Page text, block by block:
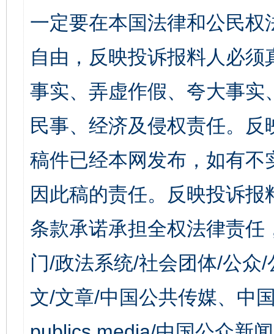
一定要在本国法律和公民
自由，反映投诉报料人必
事实、弄虚作假、夸大事
民事、经济及侵权责任。
稿件已经本网发布，如有
因此稿的责任。反映投诉
条款承诺承担全权法律责
门/政法系统/社会团体/公众
文/文章/中国公共传媒、中